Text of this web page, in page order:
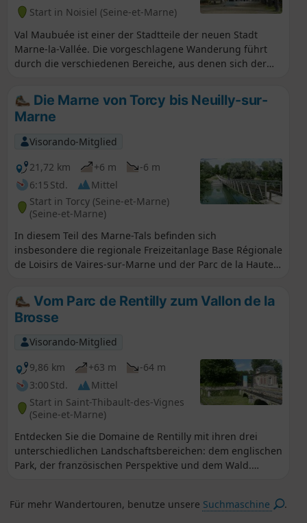
Start in Noisiel (Seine-et-Marne)
Val Maubuée ist einer der Stadtteile der neuen Stadt
Marne-la-Vallée. Die vorgeschlagene Wanderung führt
durch die verschiedenen Bereiche, aus denen sich der
Einfamilienhaussiedlungen, Parks und Gärten, Wälder,
Feuchtgebiete und Teiche. Entlang der gesamten Strecke
erwarten Sie wunderschöne Ausblicke.
Die Marne von Torcy bis Neuilly-sur-
Marne
Visorando-Mitglied
21,72 km
+6 m
-6 m
6:15 Std.
Mittel
Start in Torcy (Seine-et-Marne)
(Seine-et-Marne)
In diesem Teil des Marne-Tals befinden sich
insbesondere die regionale Freizeitanlage Base Régionale
de Loisirs de Vaires-sur-Marne und der Parc de la Haute-
die von Wasser geprägt sind, unterstreicht die
Attraktivität dieser Gegend. Die vorgeschlagene Route
kann je nach verfügbarer Zeit in drei Wanderungen
unterschiedlicher Länge (8 km, 13 km oder 22 km)
unterteilt werden. Selbst die kürzeste Route ermöglicht
es, interessante Sehenswürdigkeiten zu entdecken.
Vom Parc de Rentilly zum Vallon de la
Brosse
Visorando-Mitglied
9,86 km
+63 m
-64 m
3:00 Std.
Mittel
Start in Saint-Thibault-des-Vignes
(Seine-et-Marne)
Entdecken Sie die Domaine de Rentilly mit ihren drei
unterschiedlichen Landschaftsbereichen: dem englischen
Park, der französischen Perspektive und dem Wald.
vorbei an den Teichen Broce und Loy.
Für mehr Wandertouren, benutze unsere Suchmaschine .